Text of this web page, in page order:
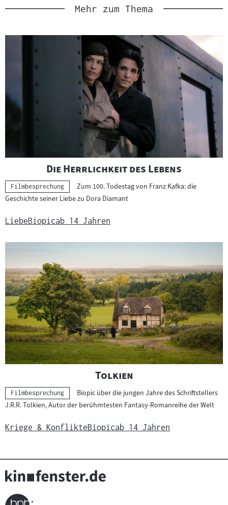
Mehr zum Thema
"
Die Herrlichkeit des Lebens
Kategorie:
Filmbesprechung
Zum 100. Todestag von Franz Kafka: die
Geschichte seiner Liebe zu Dora Diamant
LiebeBiopicab 14 Jahren
"
Tolkien
Kategorie:
Filmbesprechung
Biopic über die jungen Jahre des Schriftstellers
J.R.R. Tolkien, Autor der berühmtesten Fantasy-Romanreihe der Welt
Kriege & KonflikteBiopicab 14 Jahren